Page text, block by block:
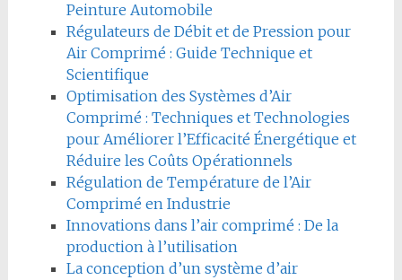
Peinture Automobile
Régulateurs de Débit et de Pression pour
Air Comprimé : Guide Technique et
Scientifique
Optimisation des Systèmes d’Air
Comprimé : Techniques et Technologies
pour Améliorer l’Efficacité Énergétique et
Réduire les Coûts Opérationnels
Régulation de Température de l’Air
Comprimé en Industrie
Innovations dans l’air comprimé : De la
production à l’utilisation
La conception d’un système d’air